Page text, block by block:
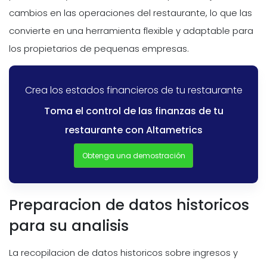
cambios en las operaciones del restaurante, lo que las
convierte en una herramienta flexible y adaptable para
los propietarios de pequenas empresas.
Crea los estados financieros de tu restaurante
Toma el control de las finanzas de tu
restaurante con Altametrics
Obtenga una demostración
Preparacion de datos historicos
para su analisis
La recopilacion de datos historicos sobre ingresos y